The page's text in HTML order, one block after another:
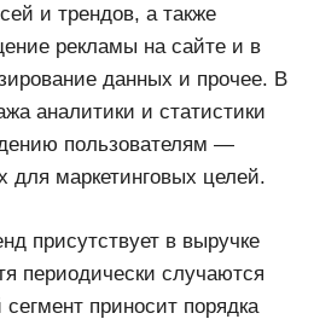
и трендов, а также
рекламы на сайте и в
данных и прочее. В
аналитики и статистики
пользователям —
маркетинговых целей.
присутствует в выручке
периодически случаются
приносит порядка